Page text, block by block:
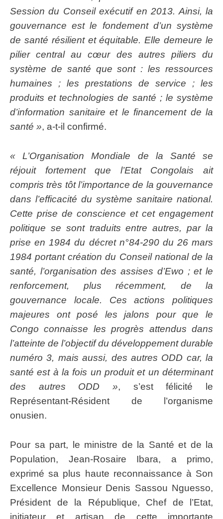
Session du Conseil exécutif en 2013. Ainsi, la
gouvernance est le fondement d’un système
de santé résilient et équitable. Elle demeure le
pilier central au cœur des autres piliers du
système de santé que sont : les ressources
humaines ; les prestations de service ; les
produits et technologies de santé ; le système
d’information sanitaire et le financement de la
santé », a-t-il confirmé.
« L’Organisation Mondiale de la Santé se
réjouit fortement que l’Etat Congolais ait
compris très tôt l’importance de la gouvernance
dans l’efficacité du système sanitaire national.
Cette prise de conscience et cet engagement
politique se sont traduits entre autres, par la
prise en 1984 du décret n°84-290 du 26 mars
1984 portant création du Conseil national de la
santé, l’organisation des assises d’Ewo ; et le
renforcement, plus récemment, de la
gouvernance locale. Ces actions politiques
majeures ont posé les jalons pour que le
Congo connaisse les progrès attendus dans
l’atteinte de l’objectif du développement durable
numéro 3, mais aussi, des autres ODD car, la
santé est à la fois un produit et un déterminant
des autres ODD », s’est félicité le
Représentant-Résident de l’organisme
onusien.
‎Pour sa part, le ministre de la Santé et de la
Population, Jean-Rosaire Ibara, a primo,
exprimé sa plus haute reconnaissance à Son
Excellence Monsieur Denis Sassou Nguesso,
Président de la République, Chef de l’Etat,
initiateur et artisan de cette importante